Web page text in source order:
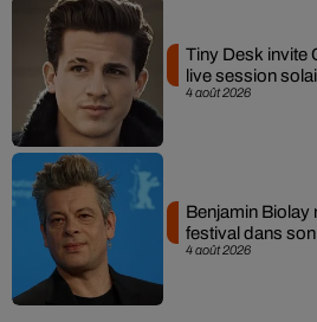
4 août 2026
Tiny Desk invite
live session
4 août 2026
Benjamin Biolay
festival dans